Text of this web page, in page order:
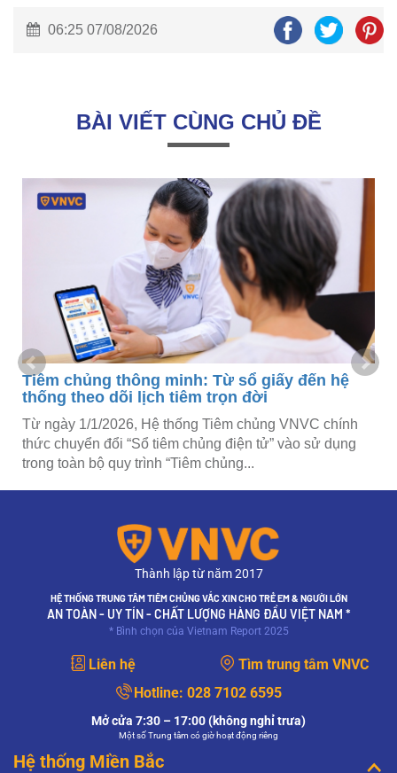
06:25 07/08/2026
BÀI VIẾT CÙNG CHỦ ĐỀ
Tiêm chủng thông minh: Từ sổ giấy đến hệ
thống theo dõi lịch tiêm trọn đời
Từ ngày 1/1/2026, Hệ thống Tiêm chủng VNVC chính
thức chuyển đổi “Sổ tiêm chủng điện tử” vào sử dụng
trong toàn bộ quy trình “Tiêm chủng...
Thành lập từ năm 2017
HỆ THỐNG TRUNG TÂM TIÊM CHỦNG VẮC XIN CHO TRẺ EM & NGƯỜI LỚN
AN TOÀN - UY TÍN - CHẤT LƯỢNG HÀNG ĐẦU VIỆT NAM *
* Bình chọn của Vietnam Report 2025
Liên hệ
Tìm trung tâm VNVC
Hotline: 028 7102 6595
Mở cửa 7:30 – 17:00 (không nghỉ trưa)
Một số Trung tâm có giờ hoạt động riêng
Hệ thống Miền Bắc